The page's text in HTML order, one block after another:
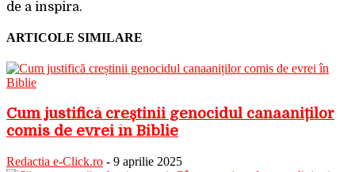
de a inspira.
ARTICOLE SIMILARE
Cum justifică creștinii genocidul canaaniților
comis de evrei în Biblie
Redactia e-Click.ro - 9 aprilie 2025